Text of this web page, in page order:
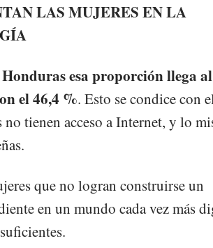
LAS MUJERES EN LA
Honduras esa proporción llega
el 46,4 %. Esto se condice con
tienen acceso a Internet, y lo
que no logran construirse un
en un mundo cada vez más